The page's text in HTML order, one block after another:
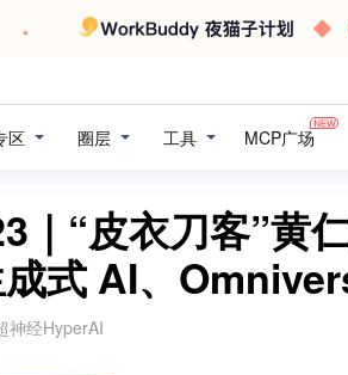
区 圈层 工具 MCP广场
｜“皮衣刀客”黄
式 AI、
神经HyperAI